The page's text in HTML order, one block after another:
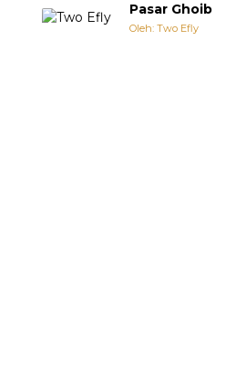
Pasar Ghoib
Oleh: Two Efly